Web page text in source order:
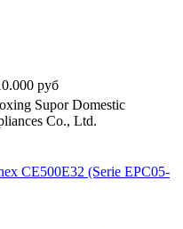
руб
Supor Domestic
Co., Ltd.